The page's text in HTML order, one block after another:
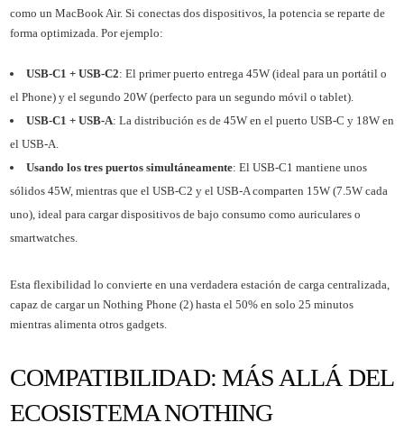
como un MacBook Air. Si conectas dos dispositivos, la potencia se reparte de
forma optimizada. Por ejemplo:
USB-C1 + USB-C2: El primer puerto entrega 45W (ideal para un portátil o
el Phone) y el segundo 20W (perfecto para un segundo móvil o tablet).
USB-C1 + USB-A: La distribución es de 45W en el puerto USB-C y 18W en
el USB-A.
Usando los tres puertos simultáneamente: El USB-C1 mantiene unos
sólidos 45W, mientras que el USB-C2 y el USB-A comparten 15W (7.5W cada
uno), ideal para cargar dispositivos de bajo consumo como auriculares o
smartwatches.
Esta flexibilidad lo convierte en una verdadera estación de carga centralizada,
capaz de cargar un Nothing Phone (2) hasta el 50% en solo 25 minutos
mientras alimenta otros gadgets.
COMPATIBILIDAD: MÁS ALLÁ DEL
ECOSISTEMA NOTHING